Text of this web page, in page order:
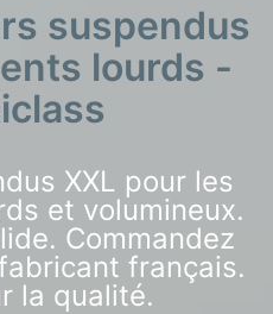
suspendus
lourds -
XXL pour les
et volumineux.
Commandez
français.
la qualité.